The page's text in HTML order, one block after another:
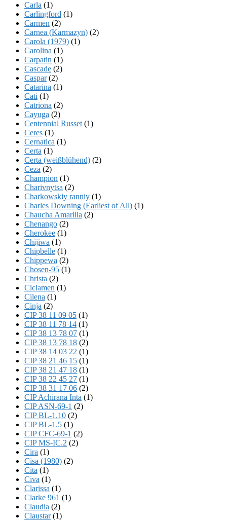
Carla (1)
Carlingford (1)
Carmen (2)
Carnea (Karmazyn) (2)
Carola (1979) (1)
Carolina (1)
Carpatin (1)
Cascade (2)
Caspar(2)
Catarina (1)
Cati (1)
Catriona (2)
Cayuga (2)
Centennial Russet (1)
Ceres (1)
Cernatica (1)
Certa (1)
Certa (weißblühend) (2)
Ceza (2)
Champion (1)
Charivnytsa (2)
Charkowskiy ranniy (1)
Charles Downing (Earliest of All) (1)
Chaucha Amarilla (2)
Chenango (2)
Cherokee (1)
Chijiwa (1)
Chipbelle (1)
Chippewa (2)
Chosen-95 (1)
Christa (2)
Ciclamen (1)
Cilena (1)
Cinja (2)
CIP 38 11 09 05 (1)
CIP 38 11 78 14 (1)
CIP 38 13 78 07 (1)
CIP 38 13 78 18 (2)
CIP 38 14 03 22 (1)
CIP 38 21 46 15 (1)
CIP 38 21 47 18 (1)
CIP 38 22 45 27 (1)
CIP 38 31 17 06 (2)
CIP Achirana Inta (1)
CIP ASN-69-1 (2)
CIP BL-1.10 (2)
CIP BL-1.5 (1)
CIP CFC-69-1 (2)
CIP MS-IC.2 (2)
Cira (1)
Cisa (1980) (2)
Cita (1)
Civa (1)
Clarissa (1)
Clarke 961 (1)
Claudia (2)
Claustar(1)